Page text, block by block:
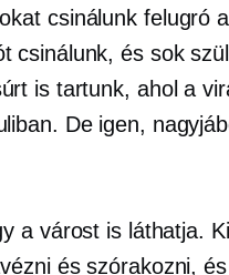
csinálunk felugró
csinálunk, és sok
is tartunk, ahol a
De igen,
a várost is láthatja.
és szórakozni,